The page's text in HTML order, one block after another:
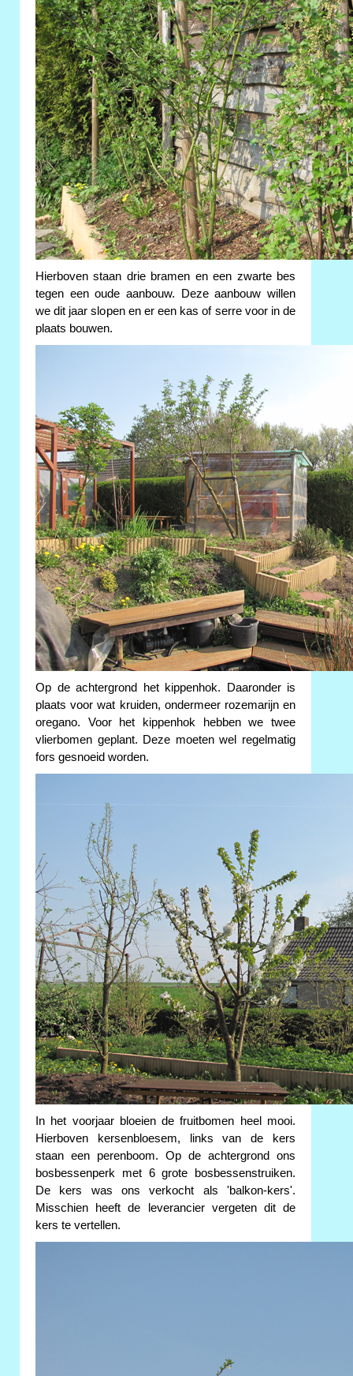
Hierboven staan drie bramen en een zwarte bes
tegen een oude aanbouw. Deze aanbouw willen
we dit jaar slopen en er een kas of serre voor in de
plaats bouwen.
Op de achtergrond het kippenhok. Daaronder is
plaats voor wat kruiden, ondermeer rozemarijn en
oregano. Voor het kippenhok hebben we twee
vlierbomen geplant. Deze moeten wel regelmatig
fors gesnoeid worden.
In het voorjaar bloeien de fruitbomen heel mooi.
Hierboven kersenbloesem, links van de kers
staan een perenboom. Op de achtergrond ons
bosbessenperk met 6 grote bosbessenstruiken.
De kers was ons verkocht als 'balkon-kers'.
Misschien heeft de leverancier vergeten dit de
kers te vertellen.